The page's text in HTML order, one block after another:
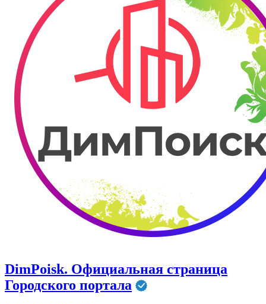
DimPoisk. Официальная страница
Городского портала